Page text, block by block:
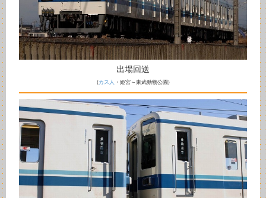
出場回送
(カス人 ・姫宮～東武動物公園)